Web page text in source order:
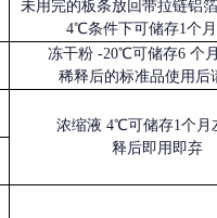
未用完的板条放回带拉链铝
4℃条件下可储存1个
冻干粉 -20℃可储存6 个
稀释后的标准品使用后
浓缩液 4℃可储存1个月
释后即用即弃